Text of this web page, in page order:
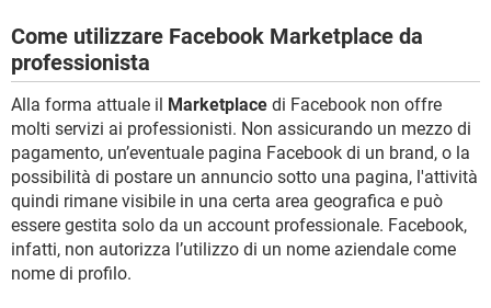
Come utilizzare Facebook Marketplace da
professionista
Alla forma attuale il Marketplace di Facebook non offre
molti servizi ai professionisti. Non assicurando un mezzo di
pagamento, un’eventuale pagina Facebook di un brand, o la
possibilità di postare un annuncio sotto una pagina, l'attività
quindi rimane visibile in una certa area geografica e può
essere gestita solo da un account professionale. Facebook,
infatti, non autorizza l’utilizzo di un nome aziendale come
nome di profilo.